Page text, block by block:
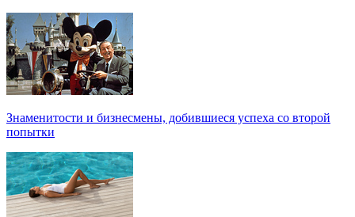
Знаменитости и бизнесмены, добившиеся успеха со второй
попытки